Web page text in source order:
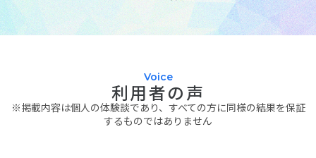
Voice
利用者の声
keyboard_arrow_left keyboard_arrow_right
※掲載内容は個人の体験談であり、すべての方に同様の結果を保証
するものではありません